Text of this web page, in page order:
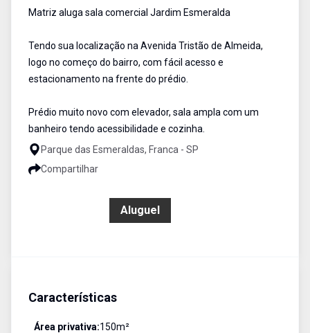
Matriz aluga sala comercial Jardim Esmeralda
Tendo sua localização na Avenida Tristão de Almeida,
logo no começo do bairro, com fácil acesso e
estacionamento na frente do prédio.
Prédio muito novo com elevador, sala ampla com um
banheiro tendo acessibilidade e cozinha.
Parque das Esmeraldas, Franca - SP
Compartilhar
Aluguel
Características
Área privativa:150m²